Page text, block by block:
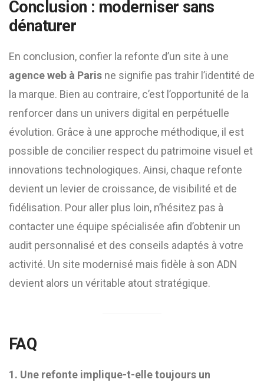
Conclusion : moderniser sans
dénaturer
En conclusion, confier la refonte d’un site à une
agence web à Paris ne signifie pas trahir l’identité de
la marque. Bien au contraire, c’est l’opportunité de la
renforcer dans un univers digital en perpétuelle
évolution. Grâce à une approche méthodique, il est
possible de concilier respect du patrimoine visuel et
innovations technologiques. Ainsi, chaque refonte
devient un levier de croissance, de visibilité et de
fidélisation. Pour aller plus loin, n’hésitez pas à
contacter une équipe spécialisée afin d’obtenir un
audit personnalisé et des conseils adaptés à votre
activité. Un site modernisé mais fidèle à son ADN
devient alors un véritable atout stratégique.
FAQ
1. Une refonte implique-t-elle toujours un